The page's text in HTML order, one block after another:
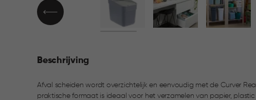
Beschrijving
Afval scheiden wordt overzichtelijk en eenvoudig met de Curver
praktische formaat is ideaal voor het verzamelen van papier,